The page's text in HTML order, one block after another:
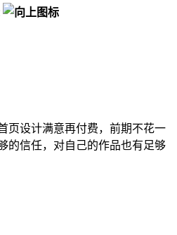
页设计满意再付费，前期不花一
的信任，对自己的作品也有足够